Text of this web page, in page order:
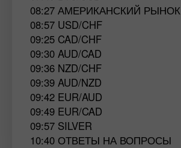
08:27 АМЕРИКАНСКИЙ РЫНОК
08:57 USD/CHF
09:25 CAD/CHF
09:30 AUD/CAD
09:36 NZD/CHF
09:39 AUD/NZD
09:42 EUR/AUD
09:49 EUR/CAD
09:57 SILVER
10:40 ОТВЕТЫ НА ВОПРОСЫ